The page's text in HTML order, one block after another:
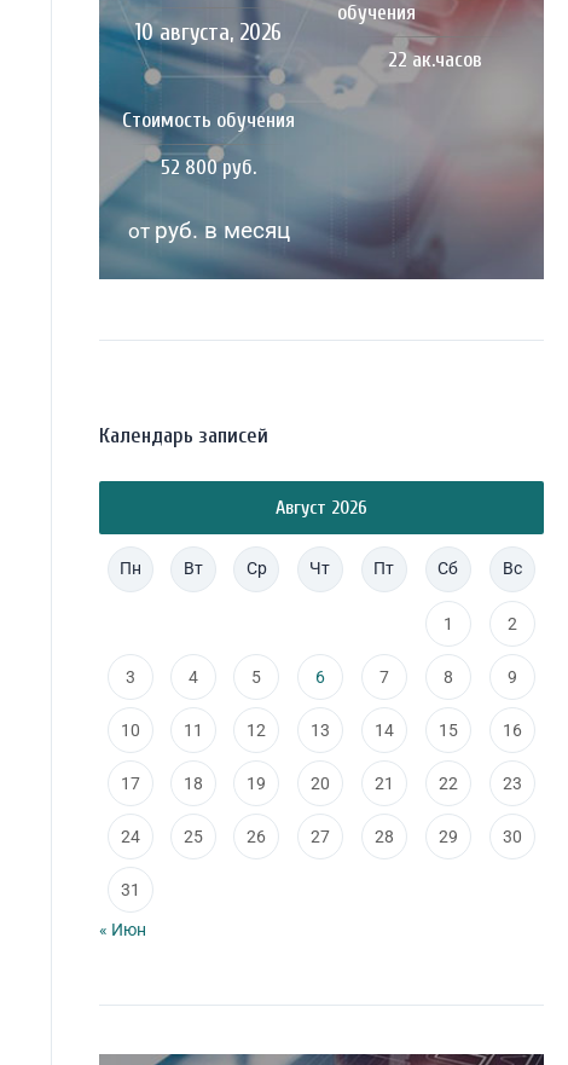
10 августа, 2026
обучения
22 ак.часов
Стоимость обучения
52 800 руб.
от руб. в месяц
Календарь записей
Август 2026
Пн Вт Ср Чт Пт Сб Вс
1 2
3 4 5 6 7 8 9
10 11 12 13 14 15 16
17 18 19 20 21 22 23
24 25 26 27 28 29 30
31
« Июн